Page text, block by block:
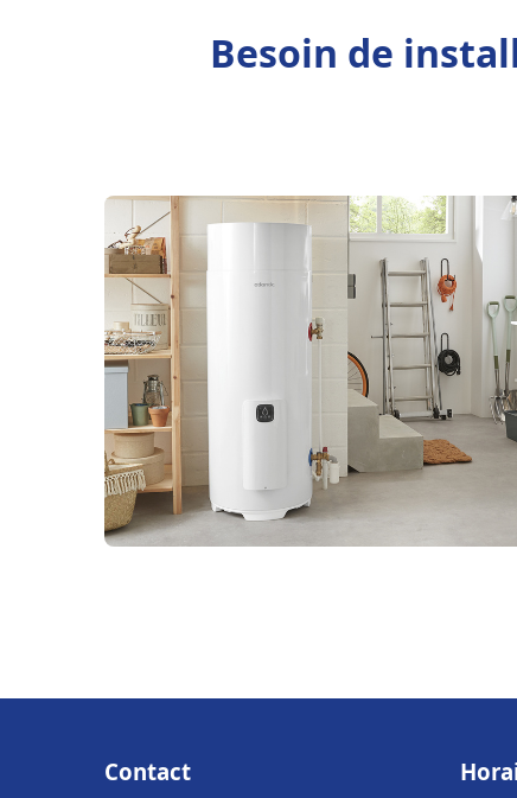
Besoin de
Contact